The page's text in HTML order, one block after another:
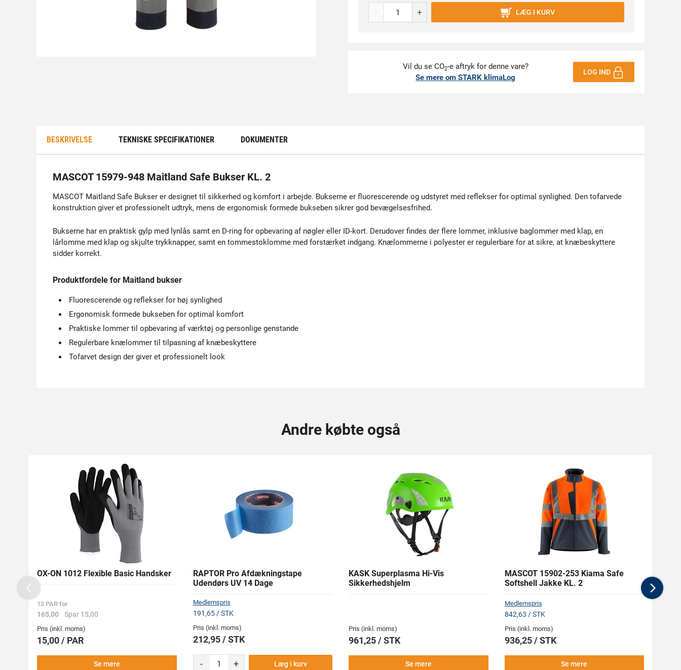
- + LÆG I KURV
Vil du se CO2-e aftryk for denne vare?
Se mere om STARK klimaLog
LOG IND
BESKRIVELSE TEKNISKE SPECIFIKATIONER DOKUMENTER
MASCOT 15979-948 Maitland Safe Bukser KL. 2
MASCOT Maitland Safe Bukser er designet til sikkerhed og komfort i arbejde. Bukserne er fluorescerende og udstyret med reflekser for optimal synlighed. Den tofarvede
konstruktion giver et professionelt udtryk, mens de ergonomisk formede bukseben sikrer god bevægelsesfrihed.
Bukserne har en praktisk gylp med lynlås samt en D-ring for opbevaring af nøgler eller ID-kort. Derudover findes der flere lommer, inklusive baglommer med klap, en
lårlomme med klap og skjulte trykknapper, samt en tommestoklomme med forstærket indgang. Knælommerne i polyester er regulerbare for at sikre, at knæbeskyttere
sidder korrekt.
Produktfordele for Maitland bukser
Fluorescerende og reflekser for høj synlighed
Ergonomisk formede bukseben for optimal komfort
Praktiske lommer til opbevaring af værktøj og personlige genstande
Regulerbare knælommer til tilpasning af knæbeskyttere
Tofarvet design der giver et professionelt look
Andre købte også
OX-ON 1012 Flexible Basic Handsker
12 PAR for
165,00 Spar 15,00
Pris (inkl. moms)
15,00 / PAR
Se mere
RAPTOR Pro Afdækningstape
Udendørs UV 14 Dage
Medlemspris
191,65 / STK
Pris (inkl. moms)
212,95 / STK
- + Læg i kurv
KASK Superplasma Hi-Vis
Sikkerhedshjelm
Pris (inkl. moms)
961,25 / STK
Se mere
MASCOT 15902-253 Kiama Safe
Softshell Jakke KL. 2
Medlemspris
842,63 / STK
Pris (inkl. moms)
936,25 / STK
Se mere
Previous